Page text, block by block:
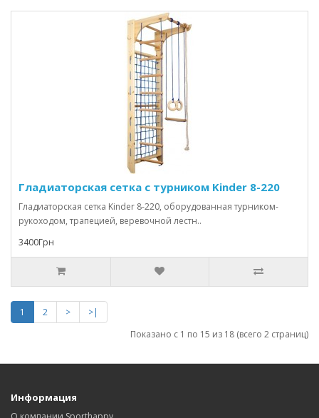
Гладиаторская сетка с турником Kinder 8-220
Гладиаторская сетка Kinder 8-220, оборудованная турником-
рукоходом, трапецией, веревочной лестн..
3400Грн
1 2 >
>|
Показано с 1 по 15 из 18 (всего 2 страниц)
Информация